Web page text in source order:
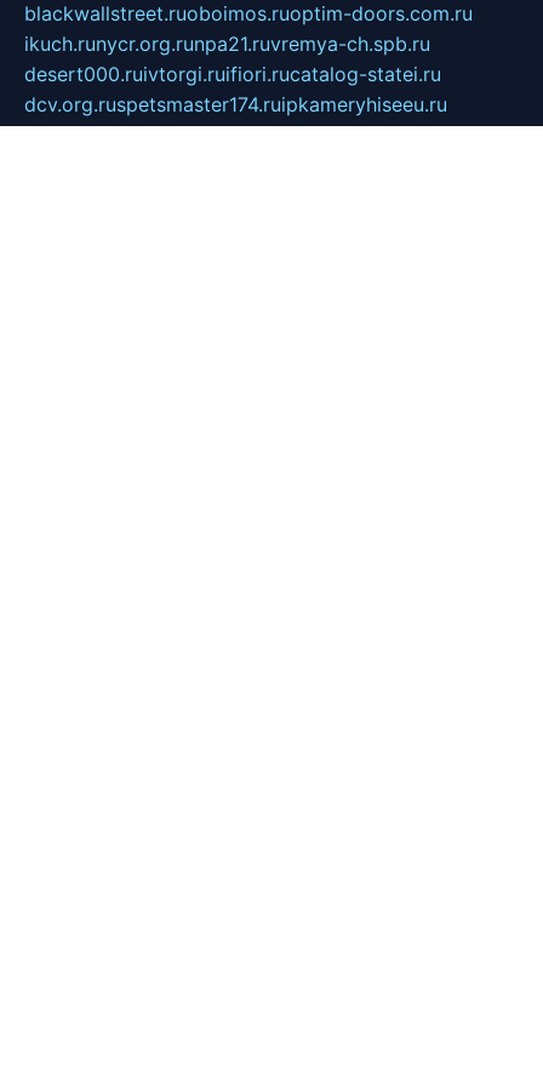
blackwallstreet.ruoboimos.ruoptim-doors.com.ru
ikuch.runycr.org.runpa21.ruvremya-ch.spb.ru
desert000.ruivtorgi.ruifiori.rucatalog-statei.ru
dcv.org.ruspetsmaster174.ruipkameryhiseeu.ru